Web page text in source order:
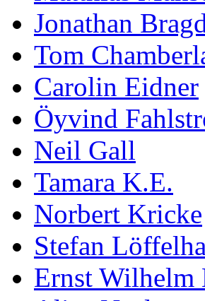
Jonathan
Tom
Carolin Eidner
Öyvind
Neil Gall
Tamara K.E.
Norbert Kricke
Stefan
Ernst Wilhelm